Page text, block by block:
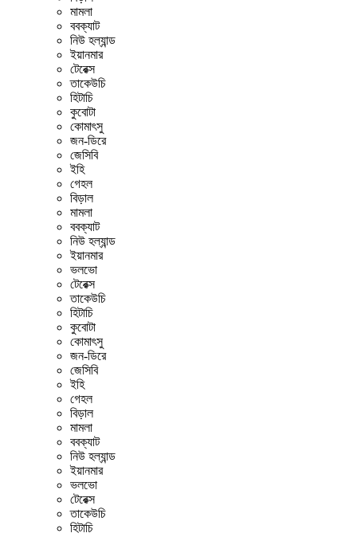
মামলা
ববক্যাট
নিউ হল্যান্ড
ইয়ানমার
টেরেক্স
তাকেউচি
হিটাচি
কুবোটা
কোমাৎসু
জন-ডিরে
জেসিবি
ইহি
গেহল
বিড়াল
মামলা
ববক্যাট
নিউ হল্যান্ড
ইয়ানমার
ভলভো
টেরেক্স
তাকেউচি
হিটাচি
কুবোটা
কোমাৎসু
জন-ডিরে
জেসিবি
ইহি
গেহল
বিড়াল
মামলা
ববক্যাট
নিউ হল্যান্ড
ইয়ানমার
ভলভো
টেরেক্স
তাকেউচি
হিটাচি